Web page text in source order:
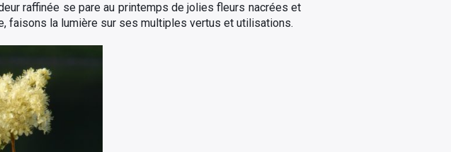
raffinée se pare au printemps de jolies fleurs nacrées et
faisons la lumière sur ses multiples vertus et utilisations.